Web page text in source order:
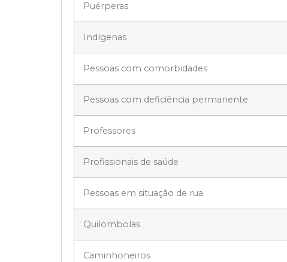
Puérperas
Indígenas
Pessoas com comorbidades
Pessoas com deficiência permanente
Professores
Profissionais de saúde
Pessoas em situação de rua
Quilombolas
Caminhoneiros